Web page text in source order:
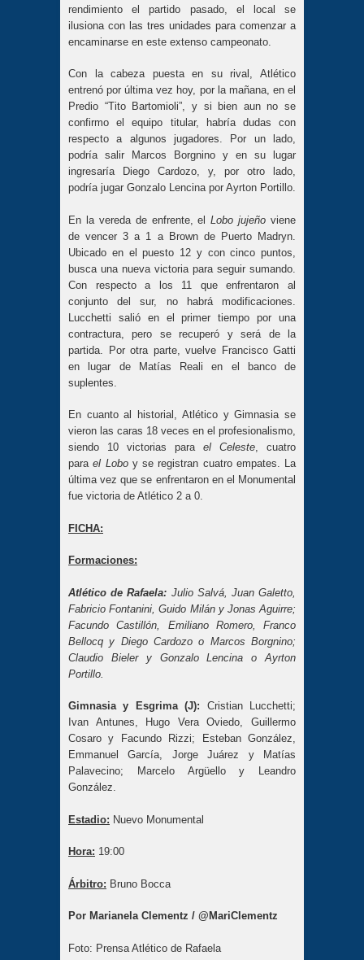
rendimiento el partido pasado, el local se
ilusiona con las tres unidades para comenzar a
encaminarse en este extenso campeonato.
Con la cabeza puesta en su rival, Atlético
entrenó por última vez hoy, por la mañana, en el
Predio “Tito Bartomioli”, y si bien aun no se
confirmo el equipo titular, habría dudas con
respecto a algunos jugadores. Por un lado,
podría salir Marcos Borgnino y en su lugar
ingresaría Diego Cardozo, y, por otro lado,
podría jugar Gonzalo Lencina por Ayrton Portillo.
En la vereda de enfrente, elLobo jujeño viene
de vencer 3 a 1 a Brown de Puerto Madryn.
Ubicado en el puesto 12 y con cinco puntos,
busca una nueva victoria para seguir sumando.
Con respecto a los 11 que enfrentaron al
conjunto del sur, no habrá modificaciones.
Lucchetti salió en el primer tiempo por una
contractura, pero se recuperó y será de la
partida. Por otra parte, vuelve Francisco Gatti
en lugar de Matías Reali en el banco de
suplentes.
En cuanto al historial, Atlético y Gimnasia se
vieron las caras 18 veces en el profesionalismo,
siendo 10 victorias para el Celeste, cuatro
parael Loboy se registran cuatro empates. La
última vez que se enfrentaron en el Monumental
fue victoria de Atlético 2 a 0.
FICHA:
Formaciones:
Atlético de Rafaela: Julio Salvá, Juan Galetto,
Fabricio Fontanini, Guido Milán y Jonas Aguirre;
Facundo Castillón, Emiliano Romero, Franco
Bellocq y Diego Cardozo o Marcos Borgnino;
Claudio Bieler y Gonzalo Lencina o Ayrton
Portillo.
Gimnasia y Esgrima (J): Cristian Lucchetti;
Ivan Antunes, Hugo Vera Oviedo, Guillermo
Cosaro y Facundo Rizzi; Esteban González,
Emmanuel García, Jorge Juárez y Matías
Palavecino; Marcelo Argüello y Leandro
González.
Estadio: Nuevo Monumental
Hora: 19:00
Árbitro: Bruno Bocca
Por Marianela Clementz / @MariClementz
Foto: Prensa Atlético de Rafaela